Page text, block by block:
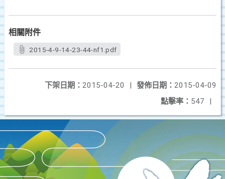
相關附件
2015-4-9-14-23-44-nf1.pdf
發佈日期： 2015-04-09
下架日期： 2015-04-20
|
點擊率： 547 |